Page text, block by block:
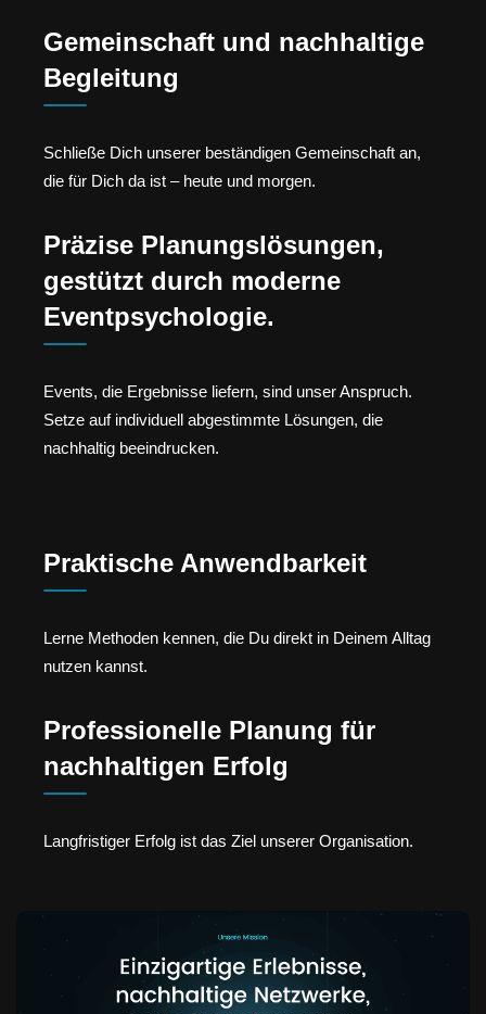
Gemeinschaft und nachhaltige
Begleitung
Schließe Dich unserer beständigen Gemeinschaft an,
die für Dich da ist – heute und morgen.
Präzise Planungslösungen,
gestützt durch moderne
Eventpsychologie.
Events, die Ergebnisse liefern, sind unser Anspruch.
Setze auf individuell abgestimmte Lösungen, die
nachhaltig beeindrucken.
Praktische Anwendbarkeit
Lerne Methoden kennen, die Du direkt in Deinem Alltag
nutzen kannst.
Professionelle Planung für
nachhaltigen Erfolg
Langfristiger Erfolg ist das Ziel unserer Organisation.